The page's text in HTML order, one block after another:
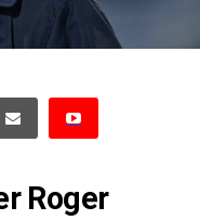
Roger